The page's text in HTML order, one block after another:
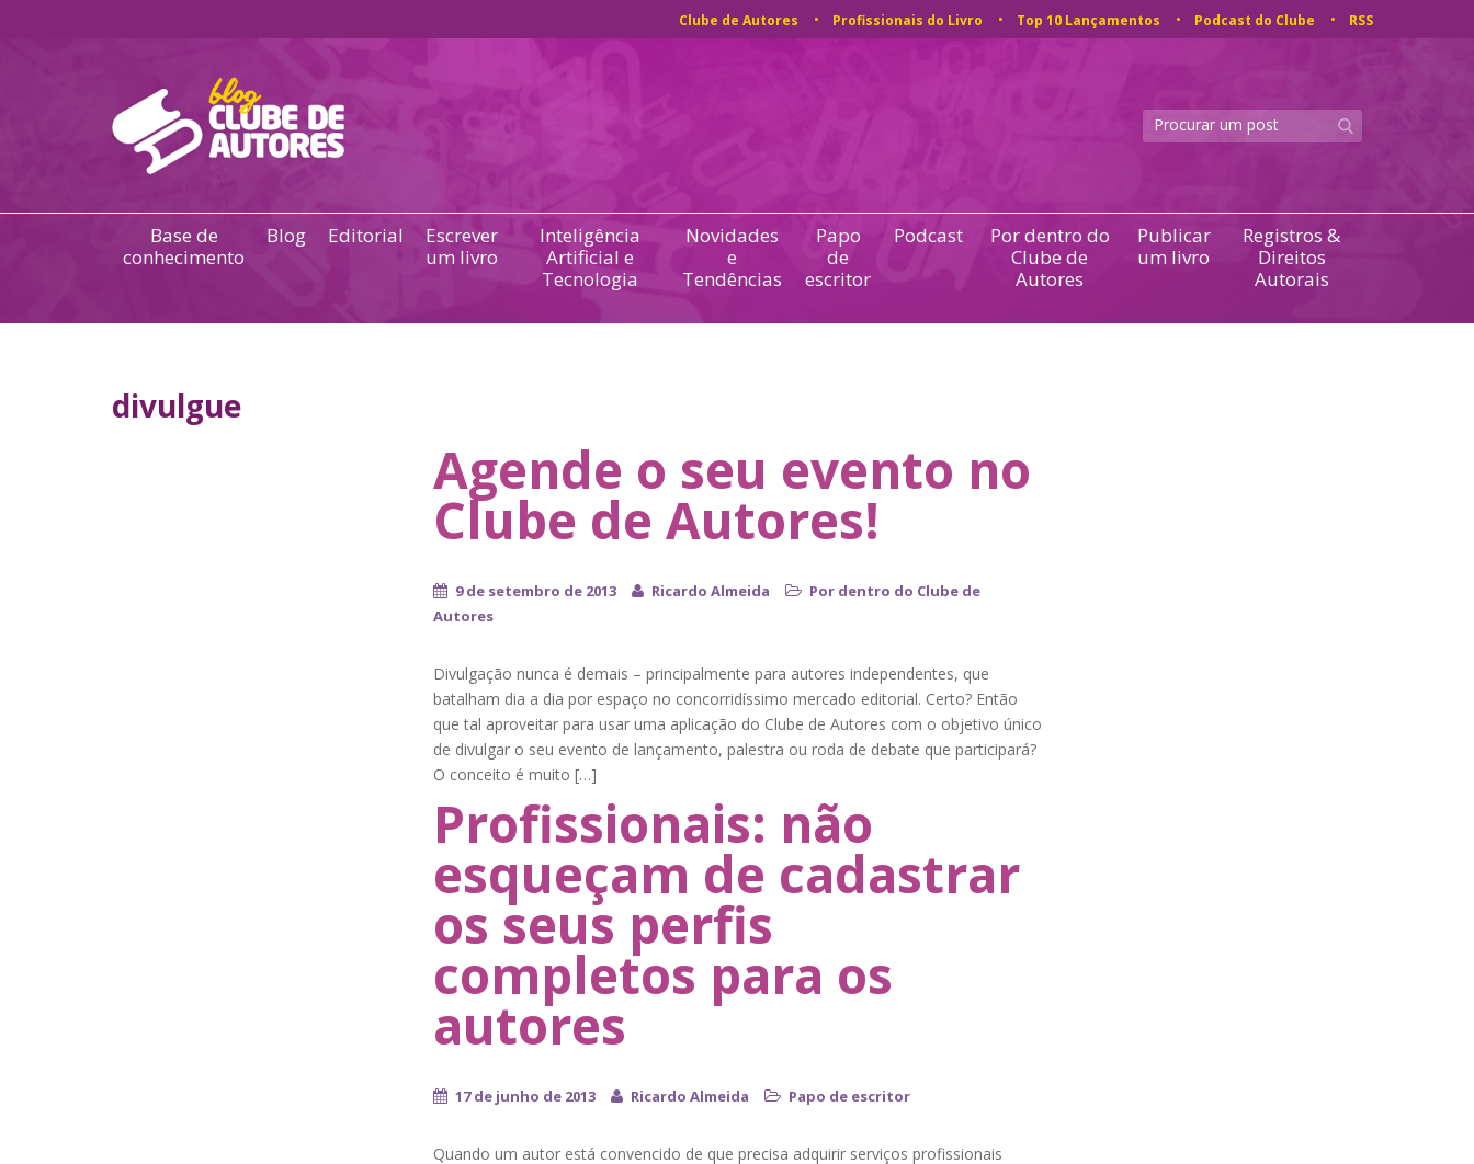
Clube de Autores Profissionais do Livro Top 10 Lançamentos Podcast do Clube RSS
Base de
conhecimento
Blog Editorial
Escrever
um livro
Inteligência
Artificial e
Tecnologia
Novidades
e
Tendências
Papo
de
escritor
Podcast
Por dentro do
Clube de
Autores
Publicar
um livro
Registros &
Direitos
Autorais
divulgue
Agende o seu evento no
Clube de Autores!
9 de setembro de 2013 Ricardo Almeida
Por dentro do Clube de
Autores
Divulgação nunca é demais – principalmente para autores independentes, que
batalham dia a dia por espaço no concorridíssimo mercado editorial. Certo? Então
que tal aproveitar para usar uma aplicação do Clube de Autores com o objetivo único
de divulgar o seu evento de lançamento, palestra ou roda de debate que participará?
O conceito é muito […]
Profissionais: não
esqueçam de cadastrar
os seus perfis
completos para os
autores
17 de junho de 2013 Ricardo Almeida Papo de escritor
Quando um autor está convencido de que precisa adquirir serviços profissionais